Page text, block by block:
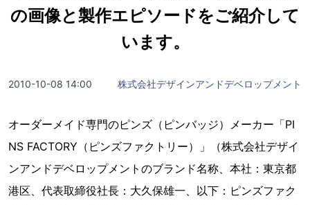
の画像と製作エピソードをご紹介して
います。
2010-10-08 14:00 株式会社デザインアンドデベロップメント
オーダーメイド専門のピンズ（ピンバッジ）メーカー「PI
NS FACTORY（ピンズファクトリー）」（株式会社デザイ
ンアンドデベロップメントのブランド名称、本社：東京都
港区、代表取締役社長：大久保雄一、以下：ピンズファク